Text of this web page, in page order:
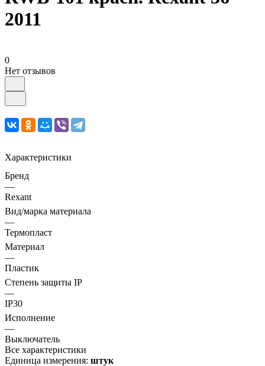
2011
0
Нет отзывов
Характеристики
Бренд
—
Rexant
Вид/марка материала
—
Термопласт
Материал
—
Пластик
Степень защиты IP
—
IP30
Исполнение
—
Выключатель
Все характеристики
Единица измерения: штук